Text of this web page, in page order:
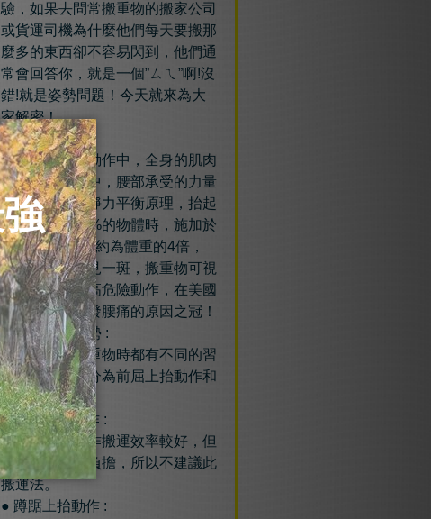
驗，如果去問常搬重物的搬家公司
或貨運司機為什麼他們每天要搬那
麼多的東西卻不容易閃到，他們通
常會回答你，就是一個”ㄙㄟ”啊!沒
錯!就是姿勢問題！今天就來為大
家解密！
抬重物的危機 :
在抬起重物的動作中，全身的肌肉
都會參與。其中，腰部承受的力量
特別大。根據靜力平衡原理，抬起
重量為體重25%的物體時，施加於
第2腰椎的壓力約為體重的4倍，
腰部的負擔可見一斑，搬重物可視
為引發腰痛的高危險動作，在美國
甚至被列為引發腰痛的原因之冠！
常見的搬運姿勢 :
每個人在搬運重物時都有不同的習
慣，但大致可分為前屈上抬動作和
蹲踞上抬動作。
● 前屈上抬動作 :
而前屈上抬動作搬運效率較好，但
會增加腰部的負擔，所以不建議此
搬運法。
● 蹲踞上抬動作 :